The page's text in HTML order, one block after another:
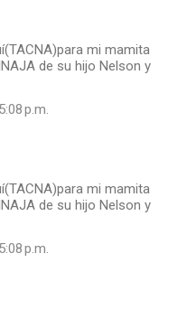
mi mamita
de su hijo Nelson y
p.m.
mi mamita
de su hijo Nelson y
p.m.